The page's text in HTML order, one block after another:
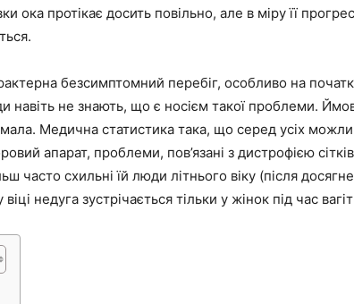
ока протікає досить повільно, але в міру її
безсимптомний перебіг, особливо на
навіть не знають, що є носієм такої проблеми.
Медична статистика така, що серед усіх
апарат, проблеми, пов’язані з дистрофією
часто схильні їй люди літнього віку (після
недуга зустрічається тільки у жінок під час